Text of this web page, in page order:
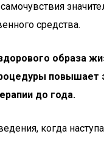
средства.
образа
повышает
до года.
когда